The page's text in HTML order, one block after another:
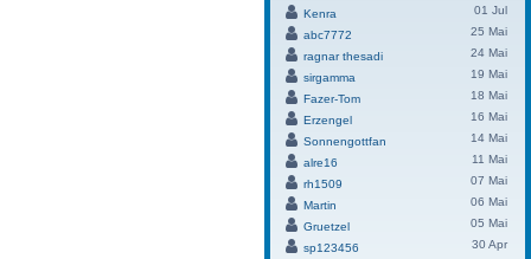
Kenra
01 Jul
abc7772
25 Mai
ragnar thesadi
24 Mai
sirgamma
19 Mai
Fazer-Tom
18 Mai
Erzengel
16 Mai
Sonnengottfan
14 Mai
alre16
11 Mai
rh1509
07 Mai
Martin
06 Mai
Gruetzel
05 Mai
sp123456
30 Apr